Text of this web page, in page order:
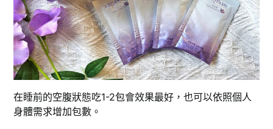
在睡前的空腹狀態吃1-2包會效果最好，也可以依照個人
身體需求增加包數。